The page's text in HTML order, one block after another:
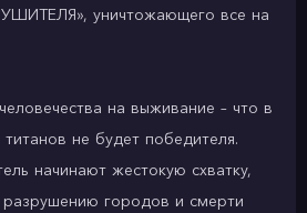
уничтожающего все на
на выживание – что в
не будет победителя.
начинают жестокую схватку,
городов и смерти